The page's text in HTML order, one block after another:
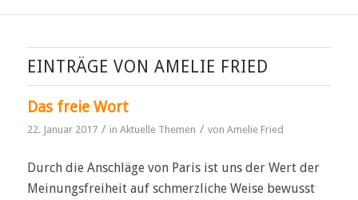
EINTRÄGE VON AMELIE FRIED
Das freie Wort
22. Januar 2017 / in Aktuelle Themen / von Amelie Fried
Durch die Anschläge von Paris ist uns der Wert der
Meinungsfreiheit auf schmerzliche Weise bewusst